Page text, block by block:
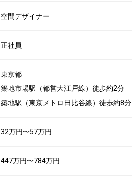
空間デザイナー
正社員
東京都
築地市場駅（都営大江戸線）徒歩約2分
築地駅（東京メトロ日比谷線）徒歩約8分
32万円〜57万円
447万円〜784万円